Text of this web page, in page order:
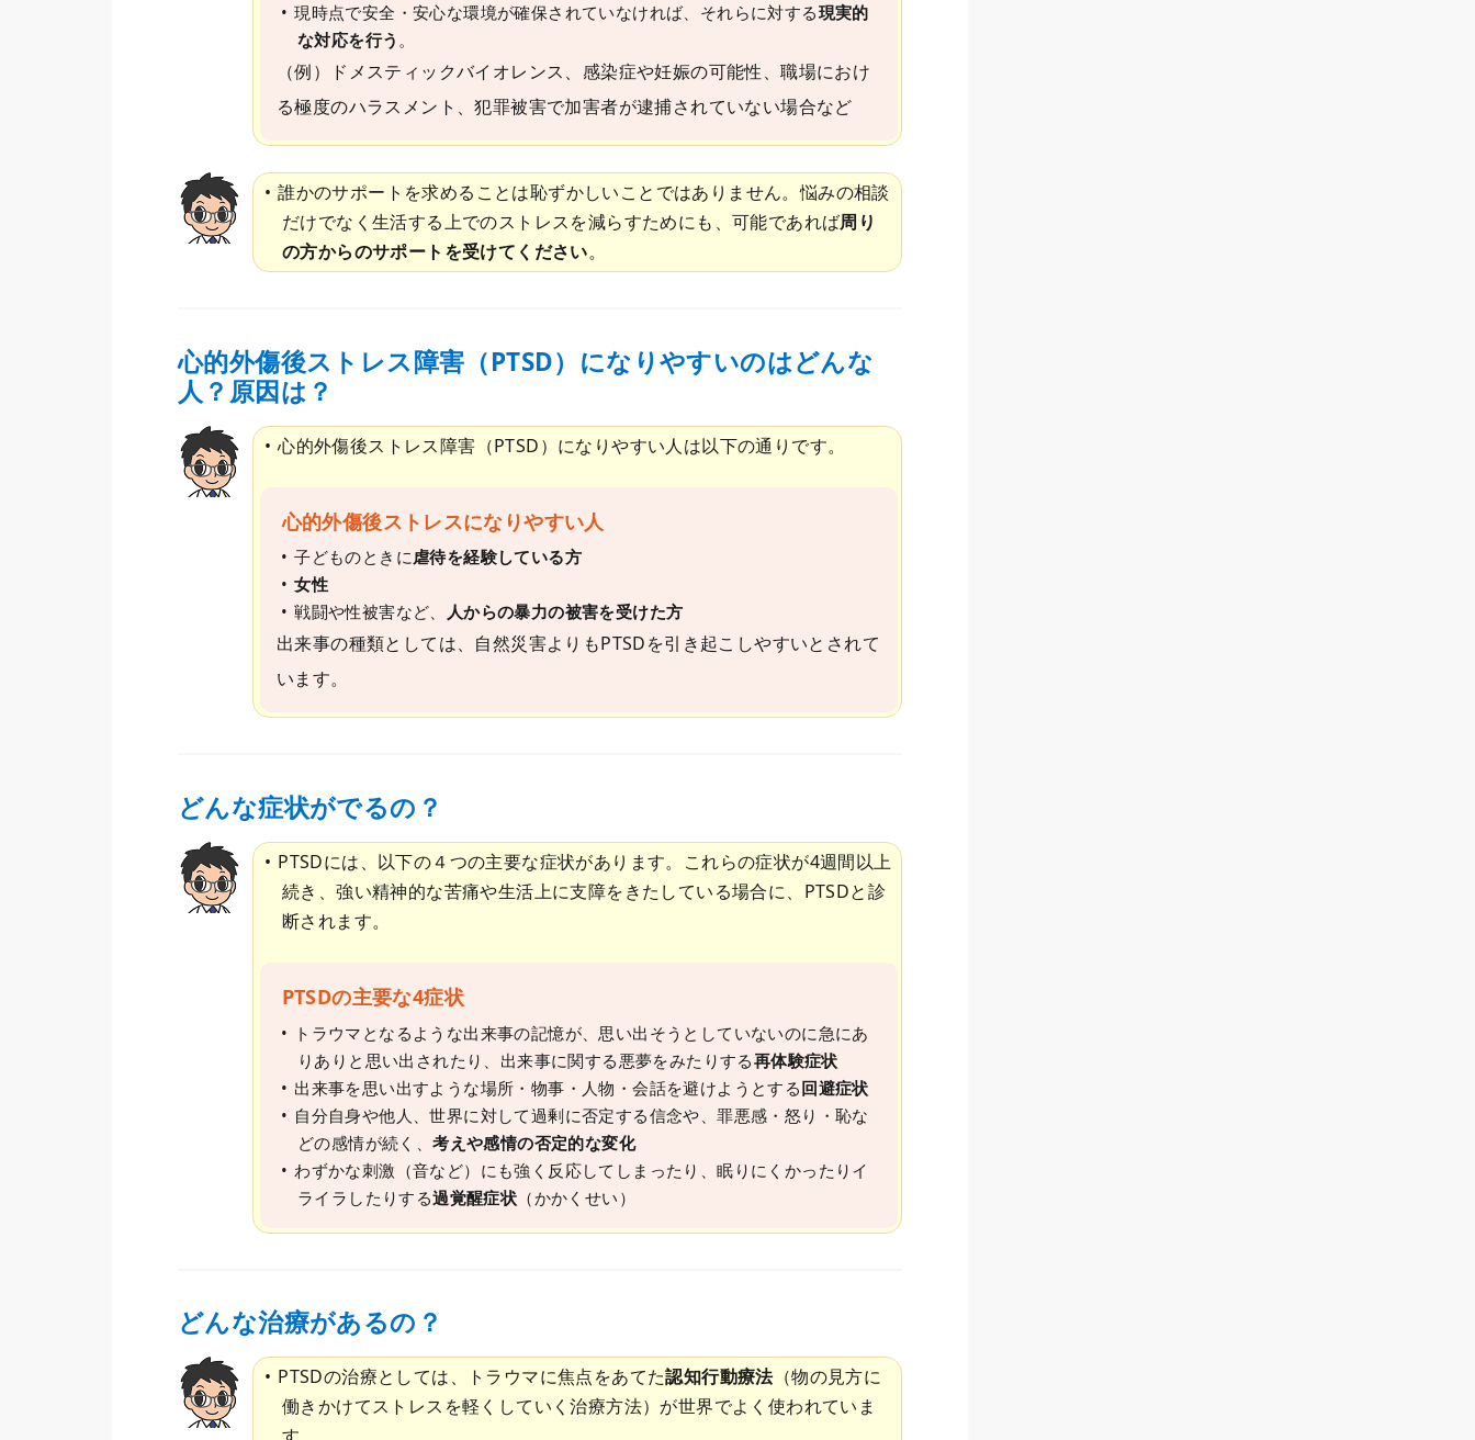
現時点で安全・安心な環境が確保されていなければ、それらに対する現実的
な対応を行う 。
（例）ドメスティックバイオレンス、感染症や妊娠の可能性、職場におけ
る極度のハラスメント、犯罪被害で加害者が逮捕されていない場合など
誰かのサポートを求めることは恥ずかしいことではありません。悩みの相談
だけでなく生活する上でのストレスを減らすためにも、可能であれば周り
の方からのサポートを受けてください。
心的外傷後ストレス障害（PTSD）になりやすいのはどんな
人？原因は？
心的外傷後ストレス障害（PTSD）になりやすい人は以下の通りです。
心的外傷後ストレスになりやすい人
子どものときに虐待を経験している方
女性
戦闘や性被害など、
人からの暴力の被害を受けた方
出来事の種類としては、自然災害よりもPTSDを引き起こしやすいとされて
います。
どんな症状がでるの？
PTSDには、以下の４つの主要な症状があります。これらの症状が4週間以上
続き、強い精神的な苦痛や生活上に支障をきたしている場合に、PTSDと診
断されます。
PTSDの主要な4症状
トラウマとなるような出来事の記憶が、思い出そうとしていないのに急にあ
りありと思い出されたり、出来事に関する悪夢をみたりする再体験症状
出来事を思い出すような場所・物事・人物・会話を避けようとする回避症状
自分自身や他人、世界に対して過剰に否定する信念や、罪悪感・怒り・恥な
どの感情が続く、考えや感情の否定的な変化
わずかな刺激（音など）にも強く反応してしまったり、眠りにくかったりイ
ライラしたりする過覚醒症状 （かかくせい）
どんな治療があるの？
PTSDの治療としては、トラウマに焦点をあてた認知行動療法（物の見方に
働きかけてストレスを軽くしていく治療方法）が世界でよく使われていま